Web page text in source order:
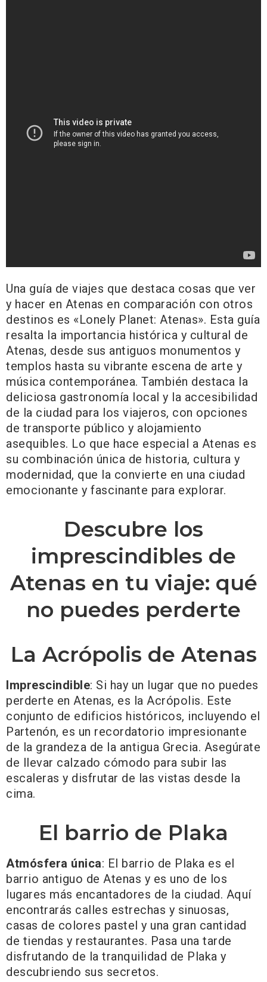
Una guía de viajes que destaca cosas que ver
y hacer en Atenas en comparación con otros
destinos es «Lonely Planet: Atenas». Esta guía
resalta la importancia histórica y cultural de
Atenas, desde sus antiguos monumentos y
templos hasta su vibrante escena de arte y
música contemporánea. También destaca la
deliciosa gastronomía local y la accesibilidad
de la ciudad para los viajeros, con opciones
de transporte público y alojamiento
asequibles. Lo que hace especial a Atenas es
su combinación única de historia, cultura y
modernidad, que la convierte en una ciudad
emocionante y fascinante para explorar.
Descubre los
imprescindibles de
Atenas en tu viaje: qué
no puedes perderte
La Acrópolis de Atenas
Imprescindible: Si hay un lugar que no puedes
perderte en Atenas, es la Acrópolis. Este
conjunto de edificios históricos, incluyendo el
Partenón, es un recordatorio impresionante
de la grandeza de la antigua Grecia. Asegúrate
de llevar calzado cómodo para subir las
escaleras y disfrutar de las vistas desde la
cima.
El barrio de Plaka
Atmósfera única: El barrio de Plaka es el
barrio antiguo de Atenas y es uno de los
lugares más encantadores de la ciudad. Aquí
encontrarás calles estrechas y sinuosas,
casas de colores pastel y una gran cantidad
de tiendas y restaurantes. Pasa una tarde
disfrutando de la tranquilidad de Plaka y
descubriendo sus secretos.